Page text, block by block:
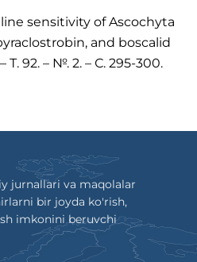
sensitivity of Ascochyta
and boscalid
Т. 92. – №. 2. – С. 295-300.
jurnallari va maqolalar
bir joyda ko'rish,
imkonini beruvchi